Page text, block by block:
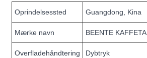
Oprindelsessted Guangdong, Kina
Mærke navn BEENTE
Overfladehåndtering Dybtryk